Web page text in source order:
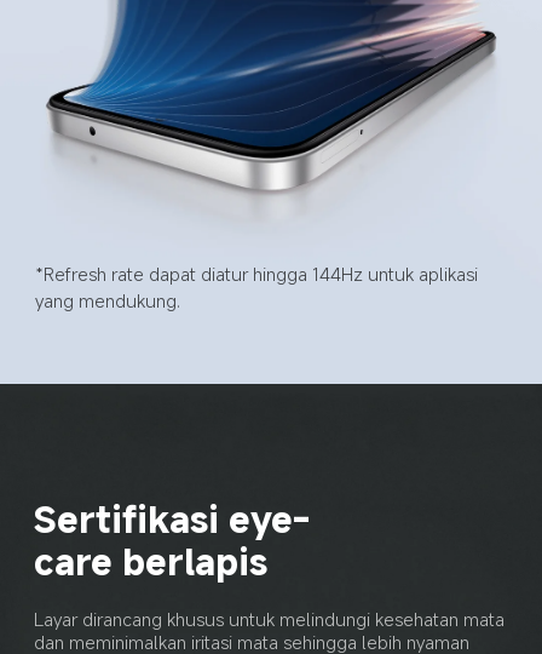
*Refresh rate dapat diatur hingga 144Hz untuk aplikasi
yang mendukung.
Sertifikasi eye-
care berlapis
Layar dirancang khusus untuk melindungi kesehatan mata
dan meminimalkan iritasi mata sehingga lebih nyaman